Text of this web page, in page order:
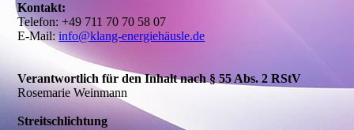
Kontakt:
Telefon: +49 711 70 70 58 07
E-Mail:info@klang-energiehäusle.de
Verantwortlich für den Inhalt nach § 55 Abs. 2 RStV
Rosemarie Weinmann
Streitschlichtung